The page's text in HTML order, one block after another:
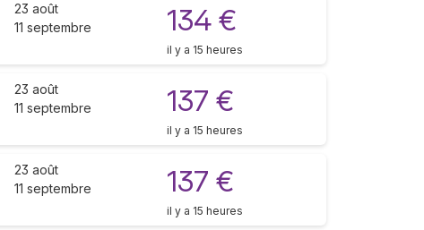
23 août
11 septembre
134 €
il y a 15 heures
23 août
11 septembre
137 €
il y a 15 heures
23 août
11 septembre
137 €
il y a 15 heures